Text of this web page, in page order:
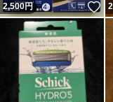
2,500円